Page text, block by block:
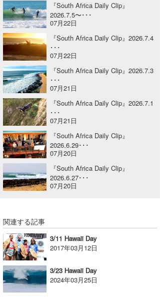
『South Africa Daily Clip』
2026.7.5〜･･･
07月22日
『South Africa Daily Clip』2026.7.4
･･･
07月22日
『South Africa Daily Clip』2026.7.3
･･･
07月21日
『South Africa Daily Clip』2026.7.1
･･･
07月21日
『South Africa Daily Clip』
2026.6.29･･･
07月20日
『South Africa Daily Clip』
2026.6.27･･･
07月20日
関連する記事
3/11 Hawaii Day
2017年03月12日
3/23 Hawaii Day
2024年03月25日
arukasvision
DELTA FORCE SURF
CBA Films
熊谷素子
嵯峨明日香
進士剛光
田原啓江
植村未来
NOBUFUKU
大野”MAR”修聖
喜納海人
+☆maki☆+
Aichan
chan-U
ECE
G◎Da
H
KID
KOBU
KY
mitz
OYZ
S.K
Soulman